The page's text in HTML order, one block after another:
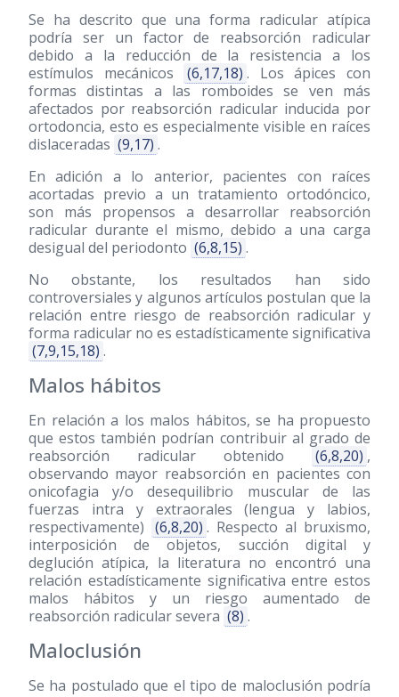
Se ha descrito que una forma radicular atípica
podría ser un factor de reabsorción radicular
debido a la reducción de la resistencia a los
estímulos mecánicos
(6,17,18) . Los ápices con
formas distintas a las romboides se ven más
afectados por reabsorción radicular inducida por
ortodoncia, esto es especialmente visible en raíces
dislaceradas (9,17) .
En adición a lo anterior, pacientes con raíces
acortadas previo a un tratamiento ortodóncico,
son más propensos a desarrollar reabsorción
radicular durante el mismo, debido a una carga
desigual del periodonto (6,8,15) .
No obstante, los resultados han sido
controversiales y algunos artículos postulan que la
relación entre riesgo de reabsorción radicular y
forma radicular no es estadísticamente significativa
(7,9,15,18) .
Malos hábitos
En relación a los malos hábitos, se ha propuesto
que estos también podrían contribuir al grado de
reabsorción radicular obtenido
(6,8,20) ,
observando mayor reabsorción en pacientes con
onicofagia y/o desequilibrio muscular de las
fuerzas intra y extraorales (lengua y labios,
respectivamente) (6,8,20) . Respecto al bruxismo,
interposición de objetos, succión digital y
deglución atípica, la literatura no encontró una
relación estadísticamente significativa entre estos
malos hábitos y un riesgo aumentado de
reabsorción radicular severa (8) .
Maloclusión
Se ha postulado que el tipo de maloclusión podría